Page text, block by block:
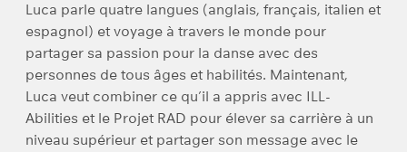
Luca parle quatre langues (anglais, français, italien et
espagnol) et voyage à travers le monde pour
partager sa passion pour la danse avec des
personnes de tous âges et habilités. Maintenant,
Luca veut combiner ce qu’il a appris avec ILL-
Abilities et le Projet RAD pour élever sa carrière à un
niveau supérieur et partager son message avec le